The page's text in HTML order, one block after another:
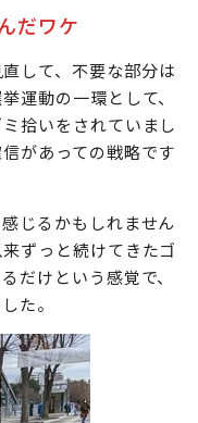
だワケ
して、不要な部分は
運動の一環として、
拾いをされていまし
があっての戦略です
じるかもしれません
ずっと続けてきたゴ
だけという感覚で、
た。